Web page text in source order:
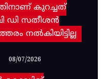
കുറച്ചത്
ഡി സതീശൻ
നൽകിയിട്ടില്ല
08/07/2026